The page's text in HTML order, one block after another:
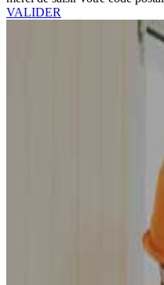
VALIDER